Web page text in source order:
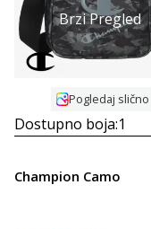
Brzi Pregled
Pogledaj slično
Dostupno boja:1
Champion Camo